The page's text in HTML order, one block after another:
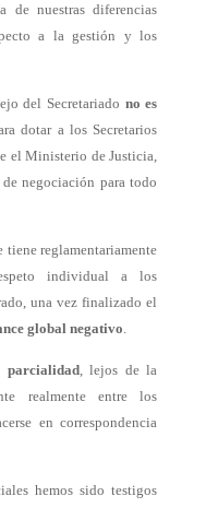
de nuestras diferencias
a la gestión y los
del Secretariado no es
dotar a los Secretarios
el Ministerio de Justicia,
negociación para todo
reglamentariamente
individual a los
una vez finalizado el
global negativo.
parcialidad, lejos de la
realmente entre los
en correspondencia
hemos sido testigos